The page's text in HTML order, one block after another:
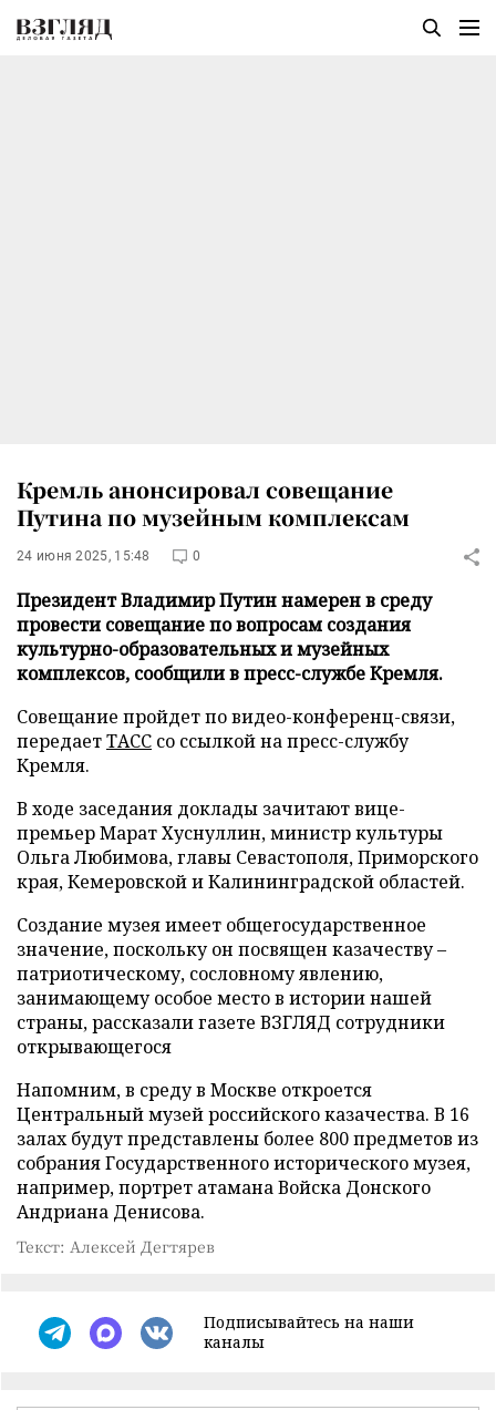
Кремль анонсировал совещание
Путина по музейным комплексам
24 июня 2025, 15:48 0
Президент Владимир Путин намерен в среду
провести совещание по вопросам создания
культурно-образовательных и музейных
комплексов, сообщили в пресс-службе Кремля.
Совещание пройдет по видео-конференц-связи,
передаетТАСС со ссылкой на пресс-службу
Кремля.
В ходе заседания доклады зачитают вице-
премьер Марат Хуснуллин, министр культуры
Ольга Любимова, главы Севастополя, Приморского
края, Кемеровской и Калининградской областей.
Создание музея имеет общегосударственное
значение, поскольку он посвящен казачеству –
патриотическому, сословному явлению,
занимающему особое место в истории нашей
страны, рассказали газете ВЗГЛЯД сотрудники
открывающегося
Напомним, в среду в Москве откроется
Центральный музей российского казачества. В 16
залах будут представлены более 800 предметов из
собрания Государственного исторического музея,
например, портрет атамана Войска Донского
Андриана Денисова.
Текст: Алексей Дегтярев
Подписывайтесь на наши
каналы